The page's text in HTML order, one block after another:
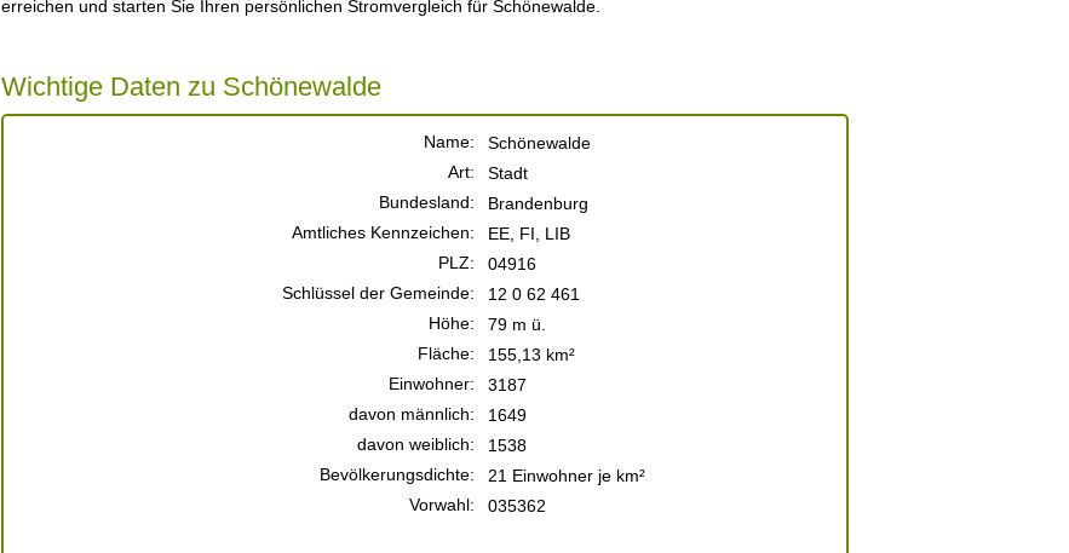
erreichen und starten Sie Ihren persönlichen Stromvergleich für Schönewalde.
Wichtige Daten zu Schönewalde
Name:
Schönewalde
Art:
Stadt
Bundesland:
Brandenburg
Amtliches Kennzeichen:
EE, FI, LIB
PLZ:
04916
Schlüssel der Gemeinde:
12 0 62 461
Höhe:
79 m ü.
Fläche:
155,13 km²
Einwohner:
3187
davon männlich:
1649
davon weiblich:
1538
Bevölkerungsdichte:
21 Einwohner je km²
Vorwahl:
035362